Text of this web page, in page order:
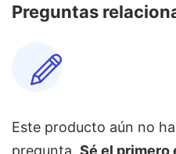
Preguntas
Este producto aún no
pregunta. Sé el primero